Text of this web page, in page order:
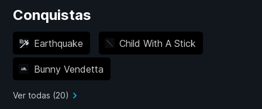
Conquistas
Earthquake Child With A Stick
Bunny Vendetta
Ver todas (20)